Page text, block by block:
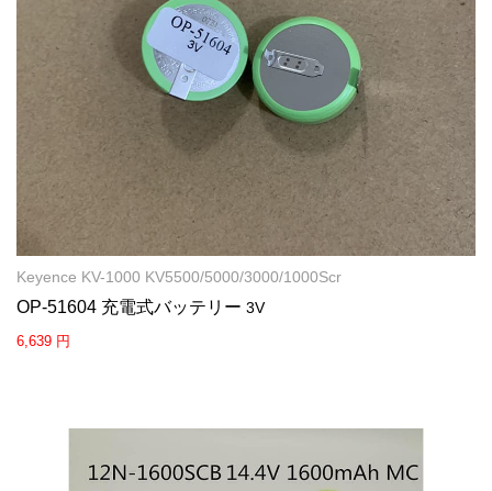
Keyence KV-1000 KV5500/5000/3000/1000Scr
OP-51604 充電式バッテリー 3V
6,639 円